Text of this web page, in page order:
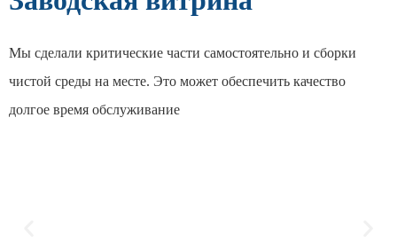
Мы сделали критические части самостоятельно и сборки
чистой среды на месте. Это может обеспечить качество
долгое время обслуживание